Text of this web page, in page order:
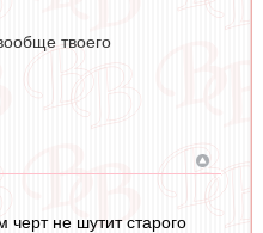
твоего
не шутит старого